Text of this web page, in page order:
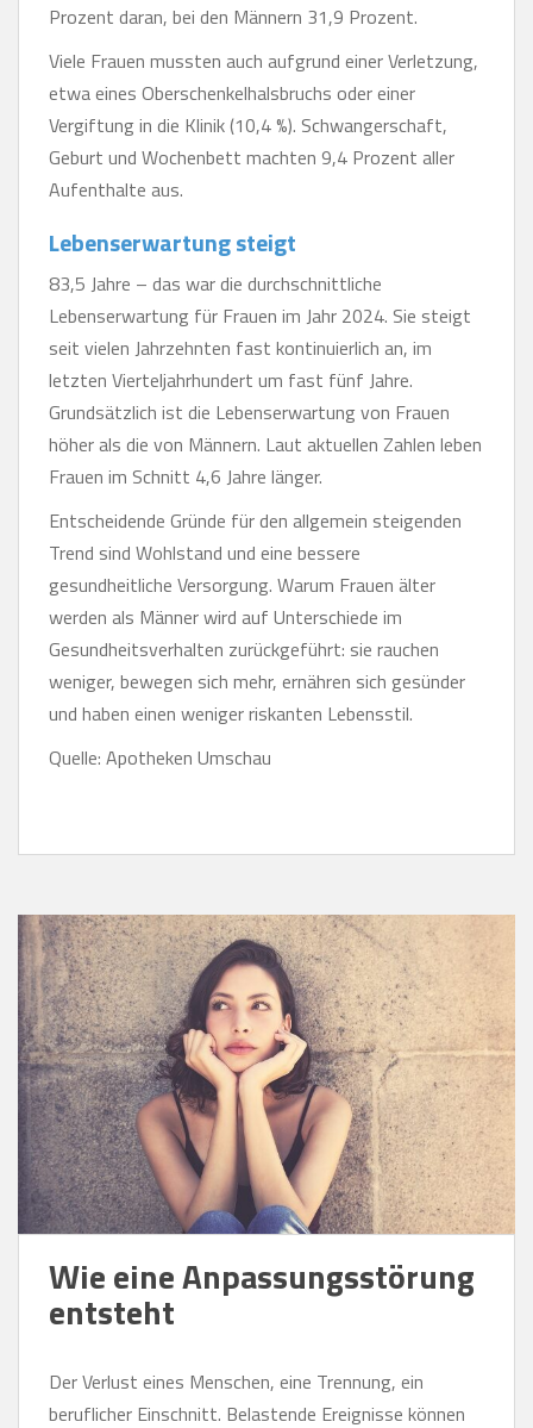
Prozent daran, bei den Männern 31,9 Prozent.
Viele Frauen mussten auch aufgrund einer Verletzung,
etwa eines Oberschenkelhalsbruchs oder einer
Vergiftung in die Klinik (10,4 %). Schwangerschaft,
Geburt und Wochenbett machten 9,4 Prozent aller
Aufenthalte aus.
Lebenserwartung steigt
83,5 Jahre – das war die durchschnittliche
Lebenserwartung für Frauen im Jahr 2024. Sie steigt
seit vielen Jahrzehnten fast kontinuierlich an, im
letzten Vierteljahrhundert um fast fünf Jahre.
Grundsätzlich ist die Lebenserwartung von Frauen
höher als die von Männern. Laut aktuellen Zahlen leben
Frauen im Schnitt 4,6 Jahre länger.
Entscheidende Gründe für den allgemein steigenden
Trend sind Wohlstand und eine bessere
gesundheitliche Versorgung. Warum Frauen älter
werden als Männer wird auf Unterschiede im
Gesundheitsverhalten zurückgeführt: sie rauchen
weniger, bewegen sich mehr, ernähren sich gesünder
und haben einen weniger riskanten Lebensstil.
Quelle: Apotheken Umschau
Wie eine Anpassungsstörung
entsteht
Der Verlust eines Menschen, eine Trennung, ein
beruflicher Einschnitt. Belastende Ereignisse können